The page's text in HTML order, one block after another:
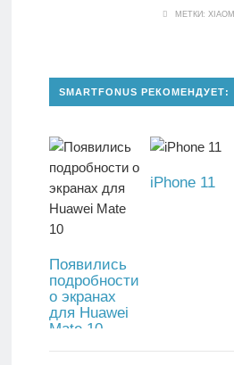
МЕТКИ: XIAOMI
SMARTFONUS РЕКОМЕНДУЕТ:
Появились
подробности
о экранах
для Huawei
Mate 10
iPhone 11